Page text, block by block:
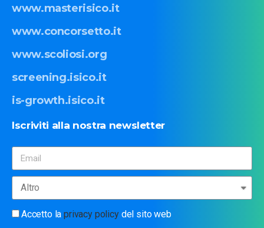
www.masterisico.it
www.concorsetto.it
www.scoliosi.org
screening.isico.it
is-growth.isico.it
Iscriviti alla nostra newsletter
Accetto laprivacy policydel sito web